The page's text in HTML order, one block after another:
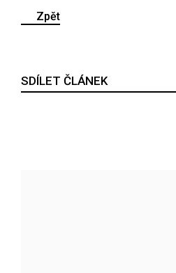
Zpět
SDÍLET ČLÁNEK